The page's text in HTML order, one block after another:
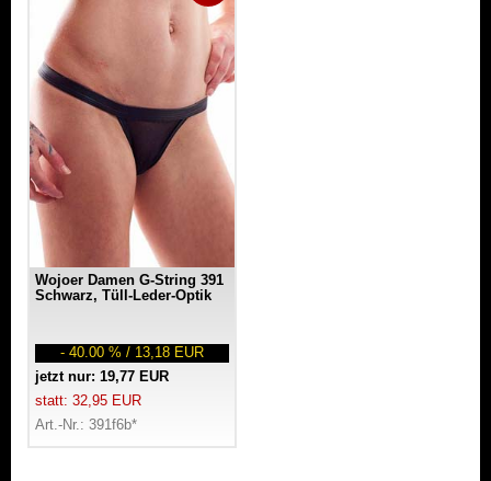
Wojoer Damen G-String 391
Schwarz, Tüll-Leder-Optik
- 40.00 % / 13,18 EUR
jetzt nur: 19,77 EUR
statt: 32,95 EUR
Art.-Nr.: 391f6b*